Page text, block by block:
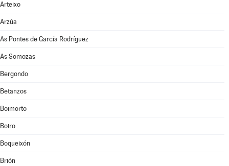
Arteixo
Arzúa
As Pontes de García Rodríguez
As Somozas
Bergondo
Betanzos
Boimorto
Boiro
Boqueixón
Brión